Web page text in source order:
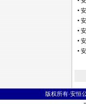
•
•
•
•
•
版权所有·安